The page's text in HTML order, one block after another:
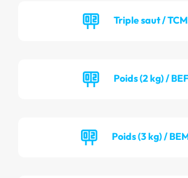
Triple saut / TCM
Poids (2 kg) / BEF
Poids (3 kg) /